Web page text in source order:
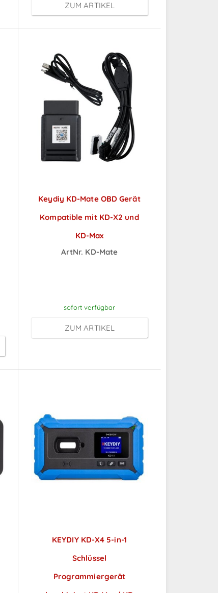
ZUM ARTIKEL
Keydiy KD-Mate OBD Gerät
Kompatible mit KD-X2 und
KD-Max
ArtNr. KD-Mate
sofort verfügbar
ZUM ARTIKEL
KEYDIY KD-X4 5-in-1
Schlüssel
Programmiergerät